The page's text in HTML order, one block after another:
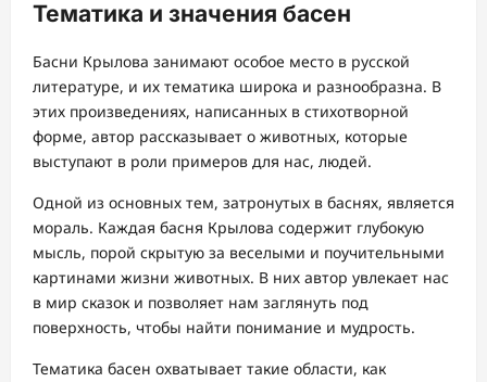
Тематика и значения басен
Басни Крылова занимают особое место в русской
литературе, и их тематика широка и разнообразна. В
этих произведениях, написанных в стихотворной
форме, автор рассказывает о животных, которые
выступают в роли примеров для нас, людей.
Одной из основных тем, затронутых в баснях, является
мораль. Каждая басня Крылова содержит глубокую
мысль, порой скрытую за веселыми и поучительными
картинами жизни животных. В них автор увлекает нас
в мир сказок и позволяет нам заглянуть под
поверхность, чтобы найти понимание и мудрость.
Тематика басен охватывает такие области, как